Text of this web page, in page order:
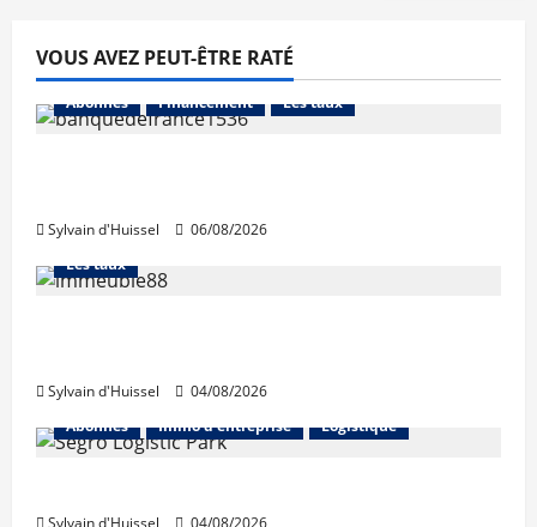
VOUS AVEZ PEUT-ÊTRE RATÉ
Abonnés Financement Les taux
Sylvain d'Huissel 06/08/2026
Abonnés Financement
Les taux
Sylvain d'Huissel
04/08/2026
Abonnés
Immo d'entreprise Logistique